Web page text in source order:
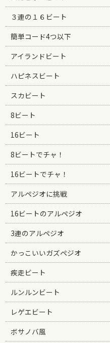
３連の１６ビート
簡単コード4つ以下
アイランドビート
ハピネスビート
スカビート
8ビート
16ビート
8ビートでチャ！
16ビートでチャ！
アルペジオに挑戦
16ビートのアルペジオ
3連のアルペジオ
かっこいいガズペジオ
疾走ビート
ルンルンビート
レゲエビート
ボサノバ風